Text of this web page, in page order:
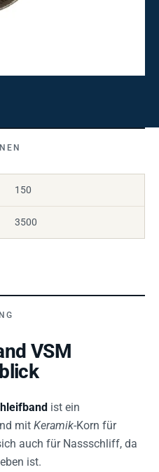
150
3500
VSM
ist ein
mit Keramik-Korn für
auch für Nassschliff, da
ist.